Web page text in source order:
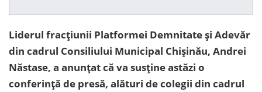
Liderul fracțiunii Platformei Demnitate și Adevăr
din cadrul Consiliului Municipal Chișinău, Andrei
Năstase, a anunțat că va susține astăzi o
conferință de presă, alături de colegii din cadrul